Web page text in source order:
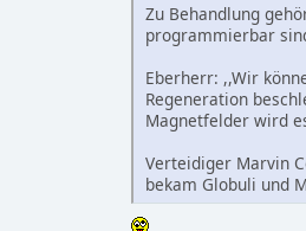
Zu Behandlung
programmierbar
Eberherr: ,,Wir
Regeneration
Magnetfelder wird
Verteidiger Marvin
bekam Globuli und